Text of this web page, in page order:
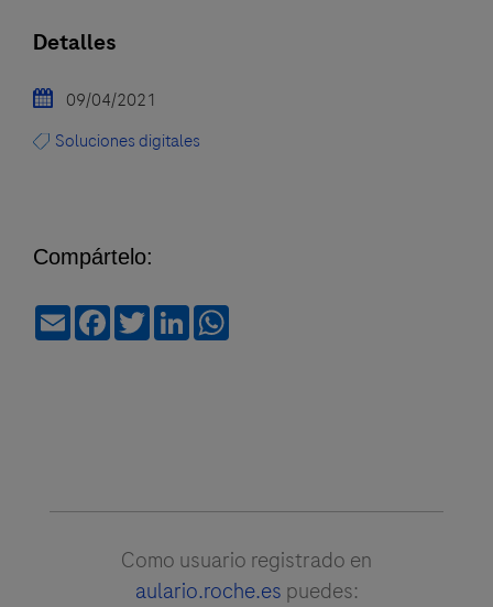
Detalles
09/04/2021
Soluciones digitales
Compártelo:
EmailFacebook
TwitterLinkedIn
Como usuario registrado en
aulario.roche.es puedes: